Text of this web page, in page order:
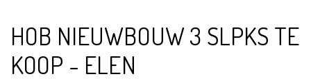
HOB NIEUWBOUW 3 SLPKS TE
KOOP - ELEN